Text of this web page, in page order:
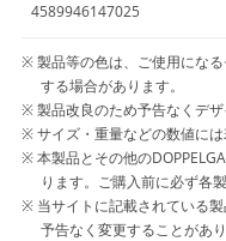
4589946147025
製品等の色は、ご使用にな
する場合があります。
製品改良のため予告なくデ
サイズ・重量などの数値には
本製品とその他の
ります。ご購入前に必ず各
当サイトに記載されている
予告なく変更することがあ